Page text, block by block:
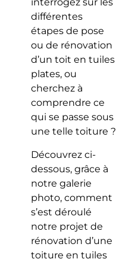
différentes
étapes de pose
ou de rénovation
d’un toit en tuiles
plates, ou
cherchez à
comprendre ce
qui se passe sous
une telle toiture ?
Découvrez ci-
dessous, grâce à
notre galerie
photo, comment
s’est déroulé
notre projet de
rénovation d’une
toiture en tuiles